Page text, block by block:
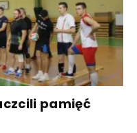
pamięć